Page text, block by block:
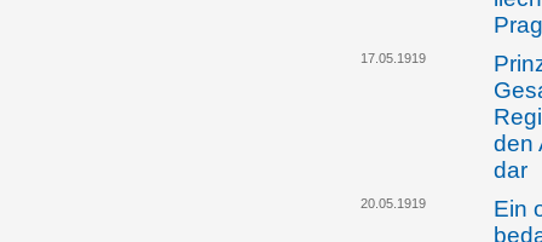
Prag
17.05.1919
den
dar
20.05.1919
Ein